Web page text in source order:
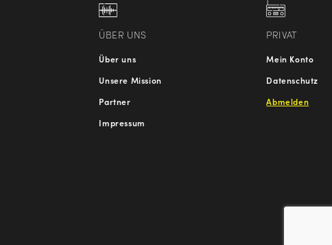
ÜBER UNS
Über uns
Unsere Mission
Partner
Impressum
PRIVAT
Mein Konto
Datenschutz
Abmelden